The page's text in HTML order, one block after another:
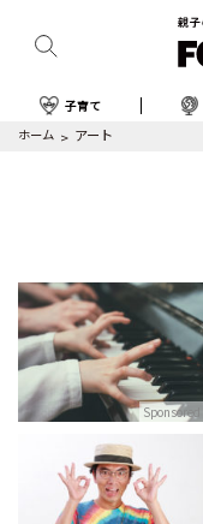
子育て
ホーム アート
Sponsored